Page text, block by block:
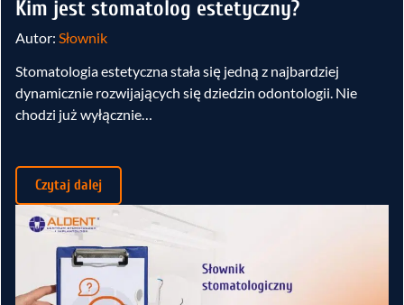
Kim jest stomatolog estetyczny?
Autor: Słownik
Stomatologia estetyczna stała się jedną z najbardziej
dynamicznie rozwijających się dziedzin odontologii. Nie
chodzi już wyłącznie…
Czytaj dalej